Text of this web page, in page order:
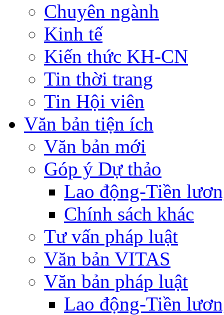
Chuyên ngành
Kinh tế
Kiến thức KH-CN
Tin thời trang
Tin Hội viên
Văn bản tiện ích
Văn bản mới
Góp ý Dự thảo
Lao động-Tiền
Chính sách khác
Tư vấn pháp luật
Văn bản VITAS
Văn bản pháp luật
Lao động-Tiền